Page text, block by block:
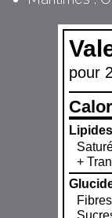
pour
Lipides
+